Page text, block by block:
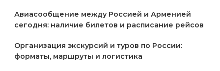
Авиасообщение между Россией и Арменией
сегодня: наличие билетов и расписание рейсов
Организация экскурсий и туров по России:
форматы, маршруты и логистика